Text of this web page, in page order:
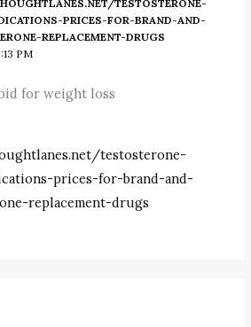
TESTOSTERONE-
PRICES-FOR-BRAND-AND-
REPLACEMENT-DRUGS
PM
for weight loss
testosterone-
prices-for-brand-and-
replacement-drugs